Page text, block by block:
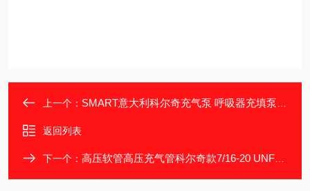
上一个： SMART意大利科尔奇充气泵 呼吸器充填泵厂家
返回列表
下一个： 高压软管高压充气管科尔奇款7/16-20 UNF充气瓶软管